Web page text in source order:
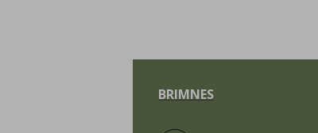
BRIMNES